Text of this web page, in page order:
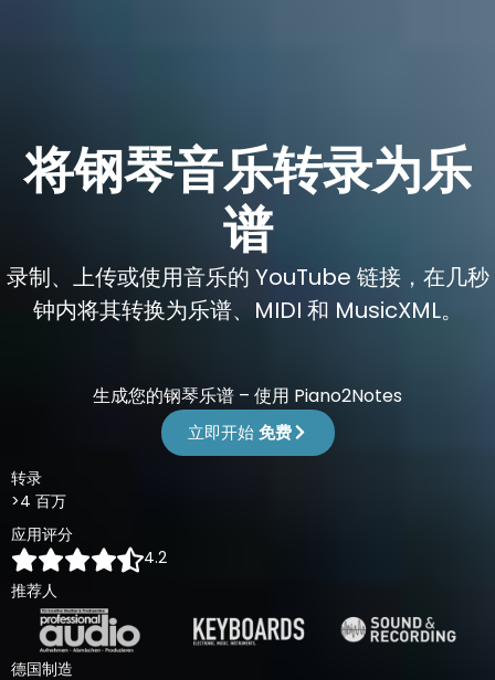
将钢琴音乐转录为乐
谱
录制、上传或使用音乐的 YouTube 链接，在几秒
钟内将其转换为乐谱、MIDI 和 MusicXML。
生成您的钢琴乐谱 – 使用 Piano2Notes
立即开始免费
转录
>4 百万
应用评分
4.2
推荐人
德国制造